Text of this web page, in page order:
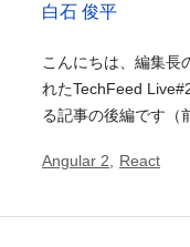
白石 俊平
こんにちは、編集長
れたTechFeed
る記事の後編です（
Angular 2 React